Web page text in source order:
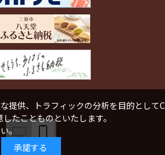
PC SP
提供、トラフィックの分析を目的とし
たことものといたします。
。
承諾する